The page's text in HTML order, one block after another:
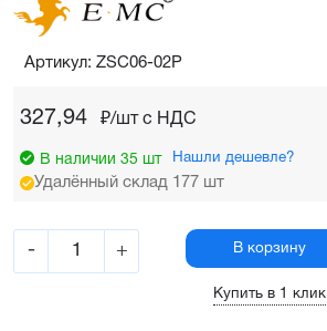
327,94 ₽/шт c НДС
В наличии 35 шт Нашли дешевле?
Удалённый склад 177 шт
- + В корзину
Купить в 1 клик
Артикул: ZSC06-02P